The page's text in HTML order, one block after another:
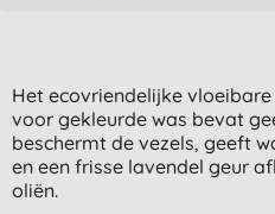
Het ecovriendelijke
voor gekleurde was bevat
beschermt de vezels, geeft
en een frisse lavendel geur
oliën.